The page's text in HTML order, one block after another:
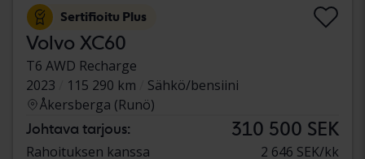
Sertifioitu Plus
Volvo XC60
T6 AWD Recharge
2023
115 290 km
Sähkö/bensiini
Åkersberga (Runö)
Johtava tarjous: 310 500 SEK
Rahoituksen kanssa 2 646 SEK/kk